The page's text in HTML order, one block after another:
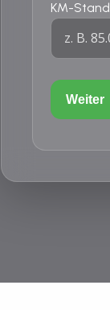
KM-Stand
Weiter